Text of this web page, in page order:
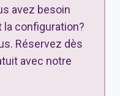
avez besoin
la configuration?
Réservez dès
avec notre